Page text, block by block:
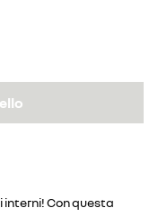
Con questa